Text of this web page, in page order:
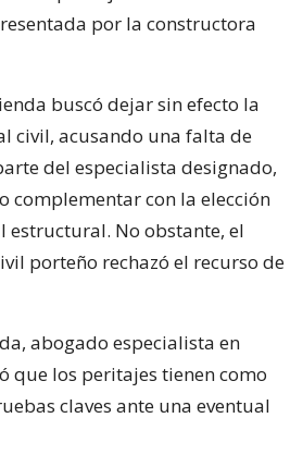
por la constructora
buscó dejar sin efecto la
civil, acusando una falta de
del especialista designado,
complementar con la elección
estructural. No obstante, el
porteño rechazó el recurso de
abogado especialista en
que los peritajes tienen como
claves ante una eventual